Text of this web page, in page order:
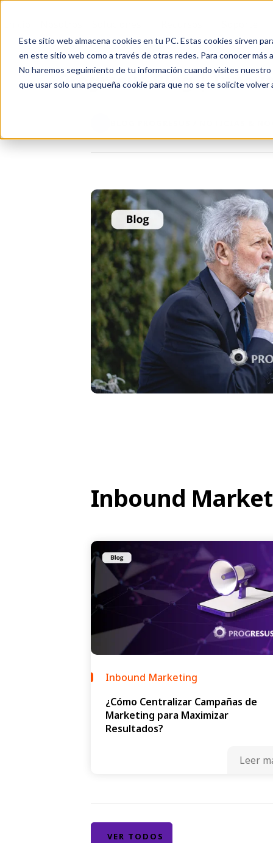
Este sitio web almacena cookies en tu PC. Estas cookies sirven
en este sitio web como a través de otras redes. Para conocer
No haremos seguimiento de tu información cuando visites
que usar solo una pequeña cookie para que no se te solicite
Progresus Blog |
Inbound
Inbound Marketing
¿Cómo Centralizar Campañas de
Marketing para Maximizar
Resultados?
Leer
VER TODOS